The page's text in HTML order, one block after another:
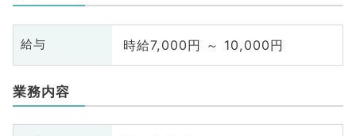
給与 時給7,000円 ～ 10,000円
業務内容